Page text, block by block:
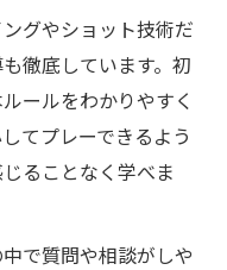
グやショット技術だ
徹底しています。初
ールをわかりやすく
てプレーできるよう
ることなく学べま
で質問や相談がしや